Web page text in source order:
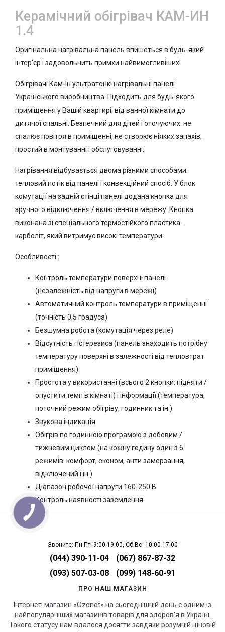
Керамічний обігрівач КАМ-ИН
1.4
Оригінальна нагрівальна панель впишеться в будь-який
інтер'єр і задовольнить примхи найвимогливіших!
Обігрівачі Кам-Ін ультратонкі нагрівальні панелі
Українського виробництва. Підходить для будь-якого
приміщення у Вашій квартирі: від ванної кімнати до
дитячої спальні. Безпечний для дітей і оточуючих: не
спалює повітря в приміщенні, не створює ніяких запахів,
простий в монтуванні і обслуговуванні.
Нагрівання відбувається двома різними способами:
тепловий потік від панелі і конвекційний спосіб. У блок
комутації на задній стінці панелі додана кнопка для
зручного відключення / включення в мережу. Кнопка
виконана зі спеціального термостійкого пластика-
карболіт, який витримує високі температури.
Особливості :
Контроль температури поверхні панелі
(незалежність від напруги в мережі)
Автоматичний контроль температури в приміщенні
(точність 0,5 градуса)
Безшумна робота (комутація через реле)
Відсутність гістерезиса (панель знаходить потрібну
температуру поверхні в залежності від тепловтрат
приміщення)
Простота у використанні (всього 2 кнопки: підняти /
опустити темп в кімнаті) і інформації (температура,
поточний режим обігріву, годинник та ін.)
Звукова індикація
Обігрів по годинною програмою з добовим /
тижневим циклом (на кожну годину один з 6
режимів: комфорт, економ, анти замерзання,
відключений і ін.)
Діапазон робочої напруги 160-250 В
Контроль наявності заземлення.
Звоните: Пн-Пт: 9:00-19:00, Сб-Вс: 10:00-17:00
(044) 390-11-04
(067) 867-87-32
(093) 507-03-08
(099) 148-60-91
ПРО НАШ МАГАЗИН
Інтернет-магазин «Ozonet» на сьогоднішній день є одним із
найпопулярніших магазинів товарів для здоров'я в Україні.
Такого статусу нам вдалося досягти завдяки розумній ціновій